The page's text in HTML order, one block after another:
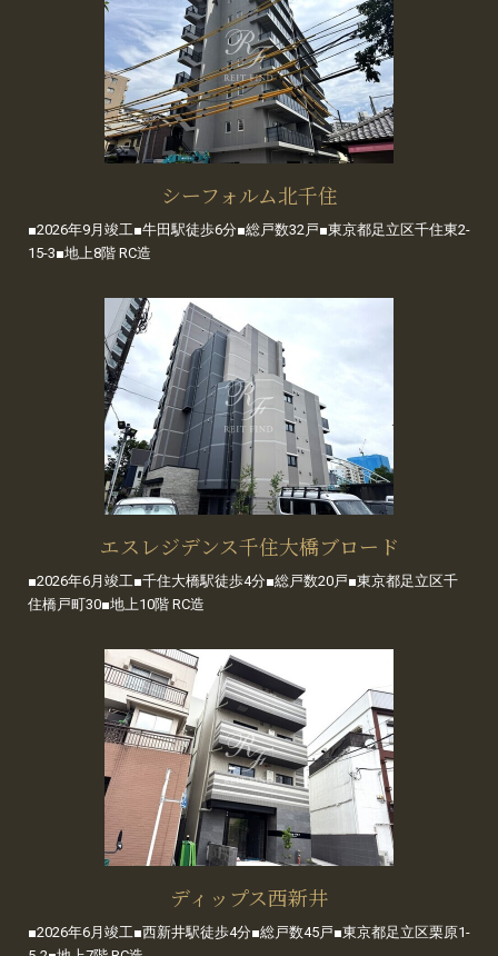
シーフォルム北千住
■2026年9月竣工■牛田駅徒歩6分■総戸数32戸■東京都足立区千住東2-
15-3■地上8階 RC造
エスレジデンス千住大橋ブロード
■2026年6月竣工■千住大橋駅徒歩4分■総戸数20戸■東京都足立区千
住橋戸町30■地上10階 RC造
ディップス西新井
■2026年6月竣工■西新井駅徒歩4分■総戸数45戸■東京都足立区栗原1-